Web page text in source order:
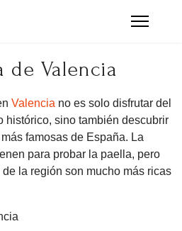
de Valencia
Valencia no es solo disfrutar del
histórico, sino también descubrir
famosas de España. La
para probar la paella, pero
la región son mucho más ricas